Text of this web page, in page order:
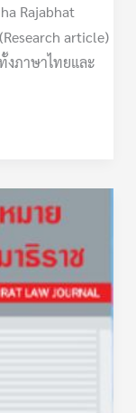
Rajabhat
article)
งภาษาไทยและ